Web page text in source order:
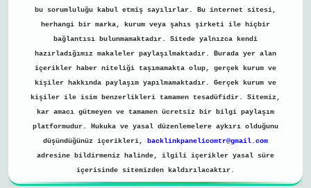
bu sorumluluğu kabul etmiş sayılırlar. Bu internet sitesi,
herhangi bir marka, kurum veya şahıs şirketi ile hiçbir
bağlantısı bulunmamaktadır. Sitede yalnızca kendi
hazırladığımız makaleler paylaşılmaktadır. Burada yer alan
içerikler haber niteliği taşımamakta olup, gerçek kurum ve
kişiler hakkında paylaşım yapılmamaktadır. Gerçek kurum ve
kişiler ile isim benzerlikleri tamamen tesadüfidir. Sitemiz,
kar amacı gütmeyen ve tamamen ücretsiz bir bilgi paylaşım
platformudur. Hukuka ve yasal düzenlemelere aykırı olduğunu
düşündüğünüz içerikleri,
backlinkpanelicomtr@gmail.com
adresine bildirmeniz halinde, ilgili içerikler yasal süre
içerisinde sitemizden kaldırılacaktır.